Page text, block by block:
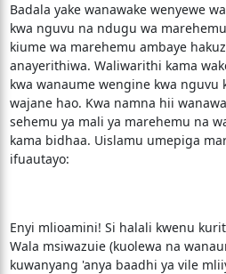
Badala yake wanawake wenyewe
kwa nguvu na ndugu wa
kiume wa marehemu ambaye
anayerithiwa. Waliwarithi kama
kwa wanaume wengine kwa nguvu
wajane hao. Kwa namna hii
sehemu ya mali ya marehemu na
kama bidhaa. Uislamu umepiga
ifuautayo:
Enyi mlioamini! Si halali kwenu
Wala msiwazuie (kuolewa na
kuwanyang 'anya baadhi ya vile